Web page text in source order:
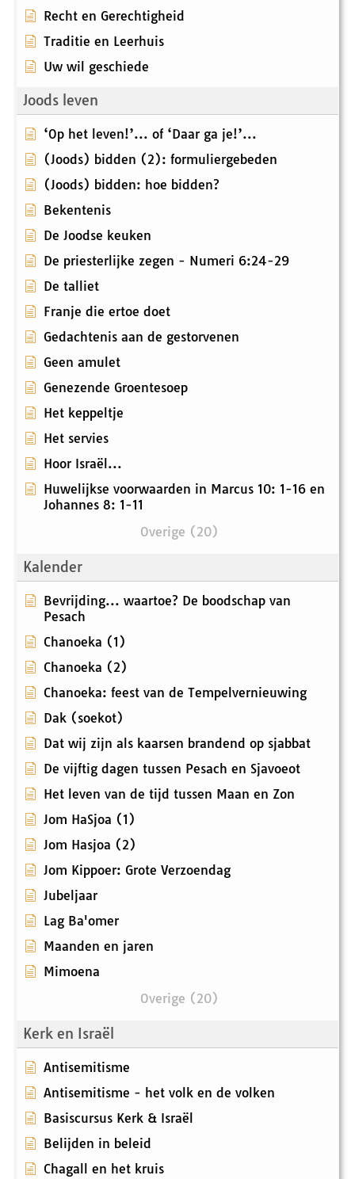
Recht en Gerechtigheid
Traditie en Leerhuis
Uw wil geschiede
Joods leven
‘Op het leven!’... of ‘Daar ga je!’...
(Joods) bidden (2): formuliergebeden
(Joods) bidden: hoe bidden?
Bekentenis
De Joodse keuken
De priesterlijke zegen - Numeri 6:24-29
De talliet
Franje die ertoe doet
Gedachtenis aan de gestorvenen
Geen amulet
Genezende Groentesoep
Het keppeltje
Het servies
Hoor Israël...
Huwelijkse voorwaarden in Marcus 10: 1-16 en
Johannes 8: 1-11
Overige (20)
Kalender
Bevrijding... waartoe? De boodschap van
Pesach
Chanoeka (1)
Chanoeka (2)
Chanoeka: feest van de Tempelvernieuwing
Dak (soekot)
Dat wij zijn als kaarsen brandend op sjabbat
De vijftig dagen tussen Pesach en Sjavoeot
Het leven van de tijd tussen Maan en Zon
Jom HaSjoa (1)
Jom Hasjoa (2)
Jom Kippoer: Grote Verzoendag
Jubeljaar
Lag Ba'omer
Maanden en jaren
Mimoena
Overige (20)
Kerk en Israël
Antisemitisme
Antisemitisme - het volk en de volken
Basiscursus Kerk & Israël
Belijden in beleid
Chagall en het kruis